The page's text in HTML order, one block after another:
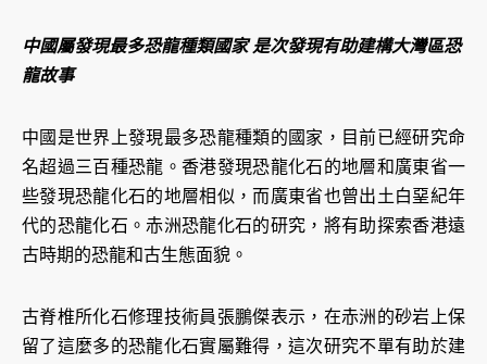
中國屬發現最多恐龍種類國家 是次發現有助建構大灣區恐
龍故事
中國是世界上發現最多恐龍種類的國家，目前已經研究命
名超過三百種恐龍。香港發現恐龍化石的地層和廣東省一
些發現恐龍化石的地層相似，而廣東省也曾出土白堊紀年
代的恐龍化石。赤洲恐龍化石的研究，將有助探索香港遠
古時期的恐龍和古生態面貌。
古脊椎所化石修理技術員張鵬傑表示，在赤洲的砂岩上保
留了這麼多的恐龍化石實屬難得，這次研究不單有助於建